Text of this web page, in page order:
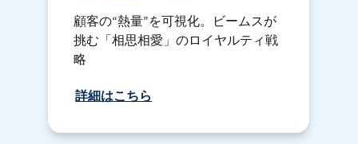
顧客の“熱量”を可視化。ビームスが
挑む「相思相愛」のロイヤルティ戦
略
詳細はこちら